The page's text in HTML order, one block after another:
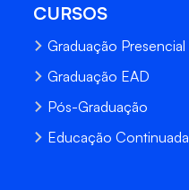
CURSOS
Graduação Presencial
Graduação EAD
Pós-Graduação
Educação Continuada